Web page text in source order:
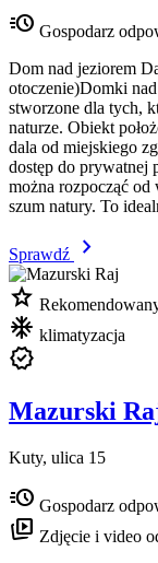
acute Gospodarz
Dom nad jeziorem
otoczenie)Domki
stworzone dla tych,
naturze. Obiekt
dala od miejskiego
dostęp do prywatnej
można rozpocząć
szum natury. To
Sprawdź
chevron_right
star
mode_cool klimatyzacja
verified
Mazurski
Kuty, ulica 15
acute Gospodarz
animated_images Zdjęcie i video